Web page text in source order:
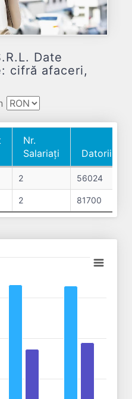
Date
cifră afaceri,
Nr.
Salariați
Datorii
Salariați
Datorii
2 56024
2 81700